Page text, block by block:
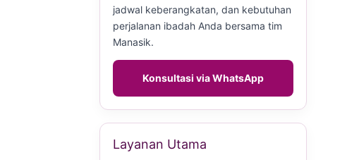
jadwal keberangkatan, dan kebutuhan
perjalanan ibadah Anda bersama tim
Manasik.
Konsultasi via WhatsApp
Layanan Utama